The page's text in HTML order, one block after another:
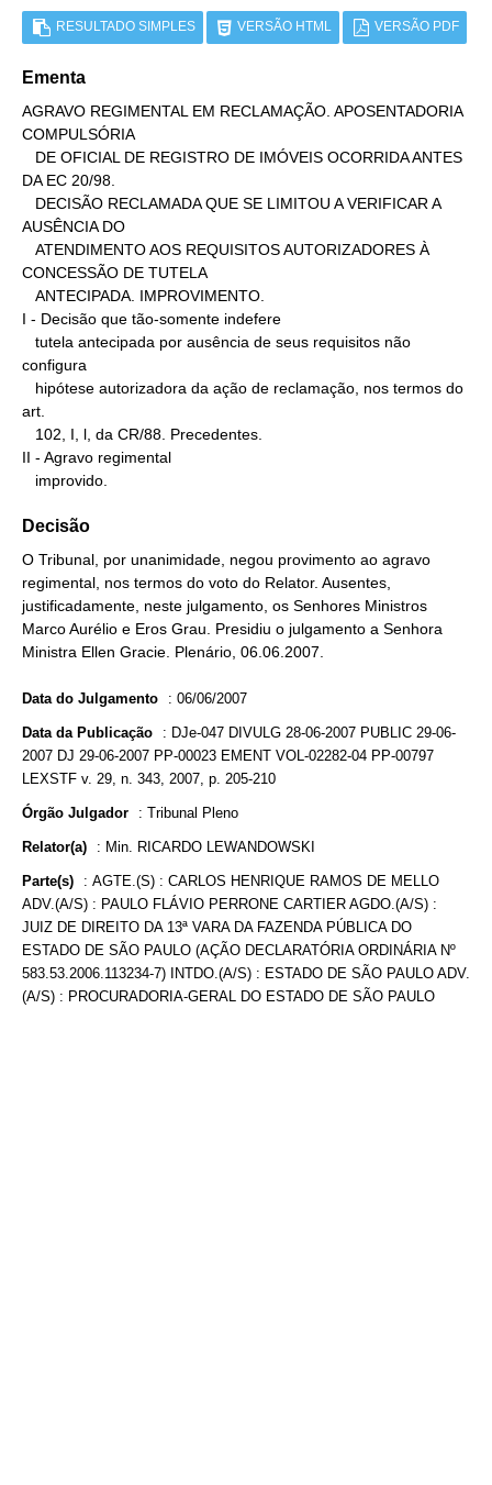
RESULTADO SIMPLES VERSÃO HTML VERSÃO PDF
Ementa
AGRAVO REGIMENTAL EM RECLAMAÇÃO. APOSENTADORIA
COMPULSÓRIA
DA EC 20/98.
AUSÊNCIA DO
CONCESSÃO DE TUTELA
I - Decisão que tão-somente indefere
configura
art.
II - Agravo regimental
   improvido.
Decisão
O Tribunal, por unanimidade, negou provimento ao agravo
regimental, nos termos do voto do Relator. Ausentes,
justificadamente, neste julgamento, os Senhores Ministros
Marco Aurélio e Eros Grau. Presidiu o julgamento a Senhora
Ministra Ellen Gracie. Plenário, 06.06.2007.
Data do Julgamento : 06/06/2007
Data da Publicação : DJe-047 DIVULG 28-06-2007 PUBLIC 29-06-
2007 DJ 29-06-2007 PP-00023 EMENT VOL-02282-04 PP-00797
LEXSTF v. 29, n. 343, 2007, p. 205-210
Órgão Julgador : Tribunal Pleno
Relator(a) : Min. RICARDO LEWANDOWSKI
Parte(s) : AGTE.(S) : CARLOS HENRIQUE RAMOS DE MELLO
ADV.(A/S) : PAULO FLÁVIO PERRONE CARTIER AGDO.(A/S) :
JUIZ DE DIREITO DA 13ª VARA DA FAZENDA PÚBLICA DO
ESTADO DE SÃO PAULO (AÇÃO DECLARATÓRIA ORDINÁRIA Nº
583.53.2006.113234-7) INTDO.(A/S) : ESTADO DE SÃO PAULO ADV.
(A/S) : PROCURADORIA-GERAL DO ESTADO DE SÃO PAULO